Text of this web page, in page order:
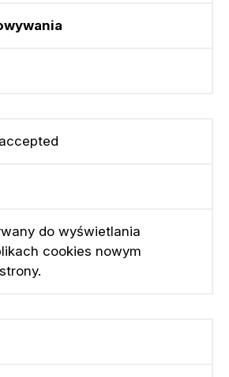
do wyświetlania
cookies nowym